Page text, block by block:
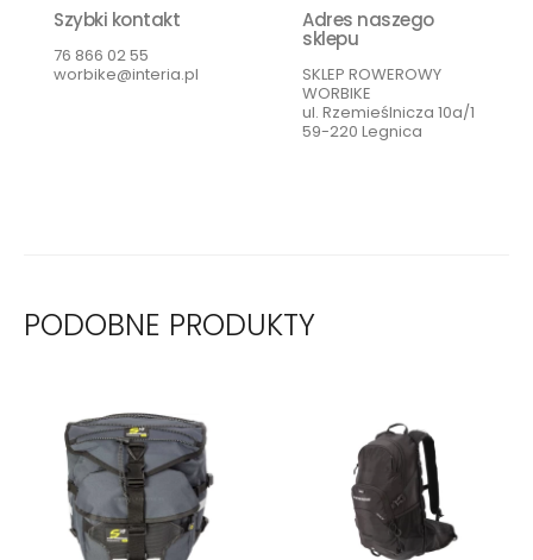
Szybki kontakt
76 866 02 55
worbike@interia.pl
Adres naszego
sklepu
SKLEP ROWEROWY
WORBIKE
ul. Rzemieślnicza 10a/1
59-220 Legnica
PODOBNE PRODUKTY